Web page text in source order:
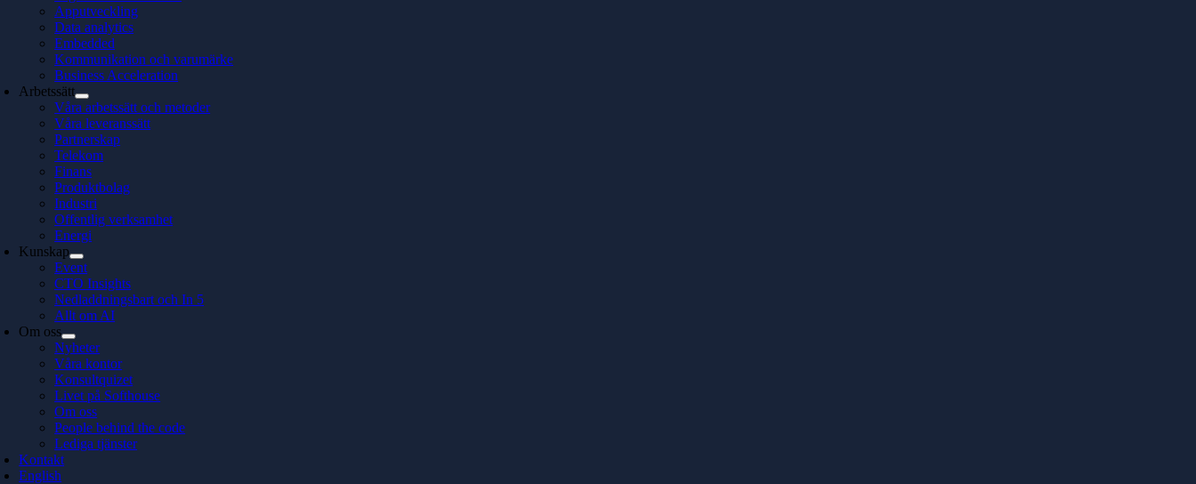
Apputveckling
Data analytics
Embedded
Kommunikation och varumärke
Business Acceleration
Arbetssätt
Våra arbetssätt och metoder
Våra leveranssätt
Partnerskap
Telekom
Finans
Produktbolag
Industri
Offentlig verksamhet
Energi
Kunskap
Event
CTO Insights
Nedladdningsbart och In 5
Allt om AI
Om oss
Nyheter
Våra kontor
Konsultquizet
Livet på Softhouse
Om oss
People behind the code
Lediga tjänster
Kontakt
English